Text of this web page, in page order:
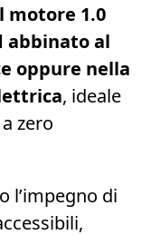
motore 1.0
abbinato al
oppure nella
, ideale
zero
l’impegno di